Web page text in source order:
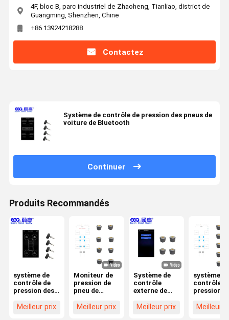
4F, bloc B, parc industriel de Zhaoheng, Tianliao, district de
Guangming, Shenzhen, Chine
+86 13924218288
Contactez
Système de contrôle de pression des pneus de
voiture de Bluetooth
Continuer
Produits Recommandés
système de
contrôle de
pression des
voiture
Meilleur prix
Moniteur de
pression de
pneu de
huit capteurs
Meilleur prix
Système de
contrôle
externe de
pneus de
Meilleur prix
système de
contrôle
pression
voiture de
Meilleur